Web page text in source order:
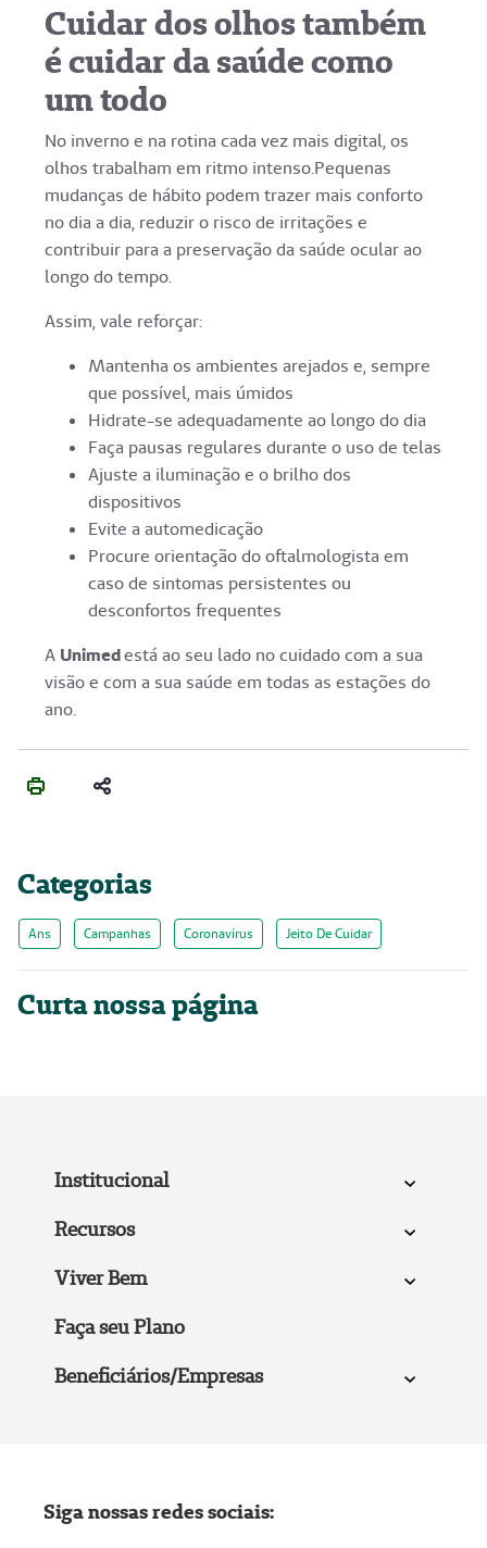
Cuidar dos olhos também
é cuidar da saúde como
um todo
No inverno e na rotina cada vez mais digital, os
olhos trabalham em ritmo intenso.Pequenas
mudanças de hábito podem trazer mais conforto
no dia a dia, reduzir o risco de irritações e
contribuir para a preservação da saúde ocular ao
longo do tempo.
Assim, vale reforçar:
Mantenha os ambientes arejados e, sempre
que possível, mais úmidos
Hidrate-se adequadamente ao longo do dia
Faça pausas regulares durante o uso de telas
Ajuste a iluminação e o brilho dos
dispositivos
Evite a automedicação
Procure orientação do oftalmologista em
caso de sintomas persistentes ou
desconfortos frequentes
A Unimedestá ao seu lado no cuidado com a sua
visão e com a sua saúde em todas as estações do
ano.
Categorias
Ans Campanhas Coronavírus Jeito De Cuidar
Curta nossa página
Institucional
Recursos
Viver Bem
Faça seu Plano
Beneficiários/Empresas
Siga nossas redes sociais: